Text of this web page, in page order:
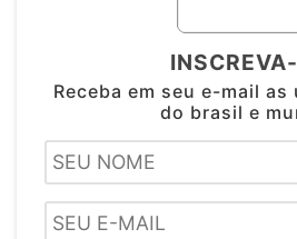
Receba em seu e-mail
do brasil e